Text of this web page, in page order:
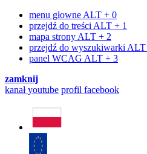
menu głowne ALT + 0
przejdź do treści ALT + 1
mapa strony ALT + 2
przejdź do wyszukiwarki ALT
panel WCAG ALT + 3
zamknij
kanałyoutube profil facebook